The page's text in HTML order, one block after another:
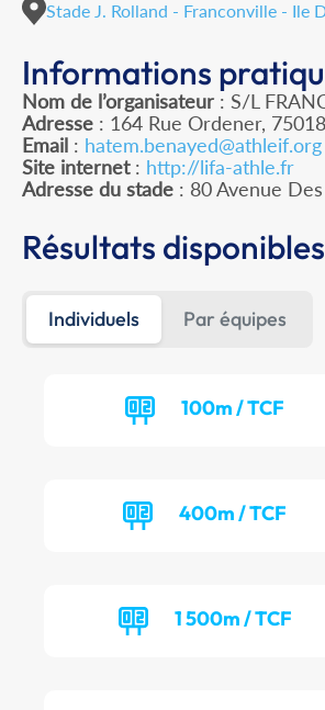
Stade J. Rolland - Franconville - Ile
Informations
Nom de l’organisateur : S/L
Adresse : 164 Rue Ordener,
Email : hatem.benayed@athleif.org
Site internet: http://lifa-athle.fr
Adresse du stade : 80 Avenue
Résultats disponibles
Individuels Par équipes
100m / TCF
400m / TCF
1 500m / TCF